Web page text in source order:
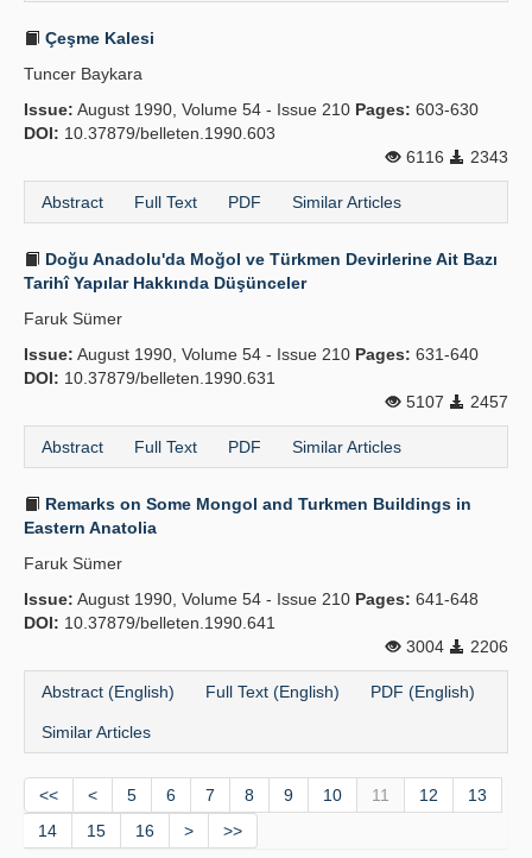
Çeşme Kalesi
Tuncer Baykara
Issue: August 1990, Volume 54 - Issue 210 Pages: 603-630
DOI: 10.37879/belleten.1990.603
6116
2343
Abstract Full Text PDF Similar Articles
Doğu Anadolu'da Moğol ve Türkmen Devirlerine Ait Bazı
Tarihî Yapılar Hakkında Düşünceler
Faruk Sümer
Issue: August 1990, Volume 54 - Issue 210 Pages: 631-640
DOI: 10.37879/belleten.1990.631
5107
2457
Abstract Full Text PDF Similar Articles
Remarks on Some Mongol and Turkmen Buildings in
Eastern Anatolia
Faruk Sümer
Issue: August 1990, Volume 54 - Issue 210 Pages: 641-648
DOI: 10.37879/belleten.1990.641
3004
2206
Abstract (English) Full Text (English) PDF (English)
Similar Articles
<< < 5 6 7 8 9 10 11 12
13
14
15 16 > >>